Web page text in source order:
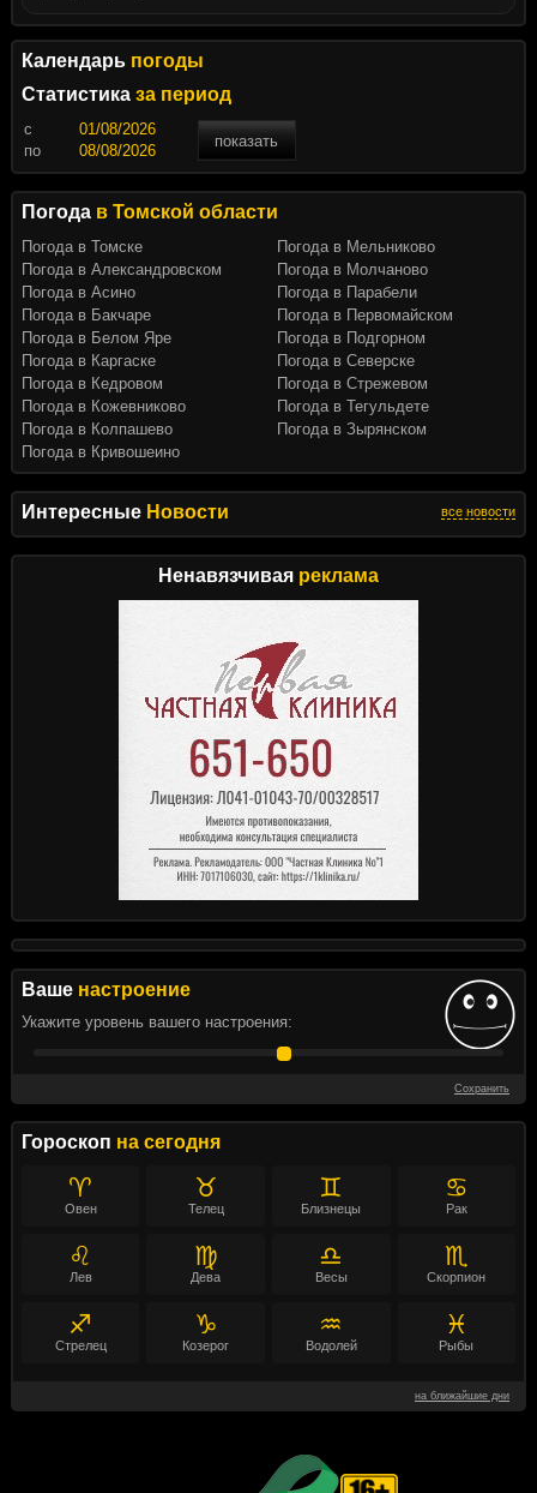
Интересные Новости все новости
Ненавязчивая реклама
Ваше настроение
Укажите уровень вашего настроения:
Сохранить
Гороскоп на сегодня
♈
Овен
♉
Телец
♊
Близнецы
♋
Рак
♌
Лев
♍
Дева
♎
Весы
♏
Скорпион
♐
Стрелец
♑
Козерог
♒
Водолей
♓
Рыбы
на ближайшие дни
Календарь погоды
Статистика за период
c
показать
по
Погода в Томской области
Погода в Томске
Погода в Александровском
Погода в Асино
Погода в Бакчаре
Погода в Белом Яре
Погода в Каргаске
Погода в Кедровом
Погода в Кожевниково
Погода в Колпашево
Погода в Кривошеино
Погода в Мельниково
Погода в Молчаново
Погода в Парабели
Погода в Первомайском
Погода в Подгорном
Погода в Северске
Погода в Стрежевом
Погода в Тегульдете
Погода в Зырянском